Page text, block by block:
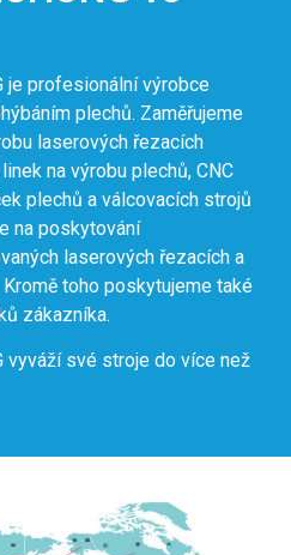
je profesionální výrobce
plechů. Zaměřujeme
laserových řezacích
na výrobu plechů, CNC
plechů a válcovacích strojů
na poskytování
laserových řezacích a
toho poskytujeme také
zákazníka.
vyváží své stroje do více než